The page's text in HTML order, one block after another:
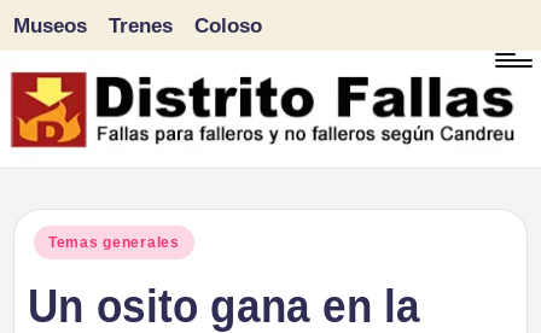
Saltar
al
Museos Trenes Coloso
Publicado
Temas generales
Un osito gana en la